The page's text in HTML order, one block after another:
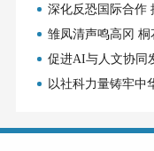
深化反恐国际合作
雏凤清声鸣高冈 桐
促进AI与人文协同
以社科力量铸牢中